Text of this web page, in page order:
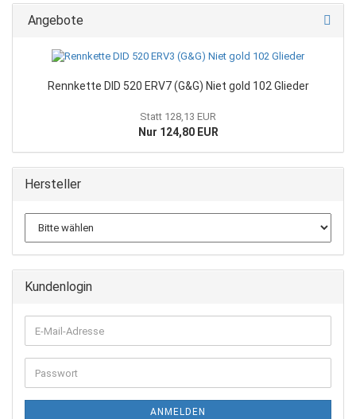
Angebote
Rennkette DID 520 ERV7 (G&G) Niet gold 102 Glieder
Statt 128,13 EUR
Nur 124,80 EUR
Hersteller
Kundenlogin
E-
Mail-
Adresse
Passwort
ANMELDEN